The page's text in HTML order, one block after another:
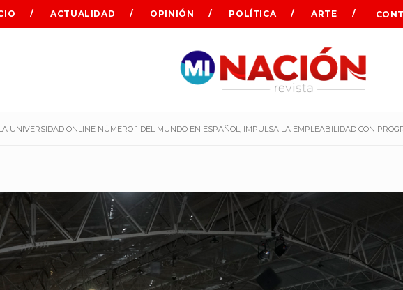
ACTUALIDAD OPINIÓN POLÍTICA ARTE
UNIVERSIDAD ONLINE NÚMERO 1 DEL MUNDO EN ESPAÑOL, IMPULSA LA EMPLEABILIDAD CON